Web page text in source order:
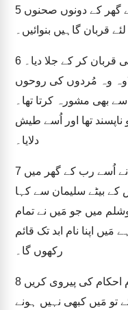
5
قربان گاہیں بنوائیں۔
6
وہ مُردوں کی روحوں
بھی مشورہ کرتا تھا۔
تھا اور اُسے طیش
دلایا۔
7
کے بیٹے سلیمان سے کہا
میں جو مَیں نے تمام
اپنا نام ابد تک قائم
رکھوں گا۔
8
تو مَیں کبھی نہیں ہونے